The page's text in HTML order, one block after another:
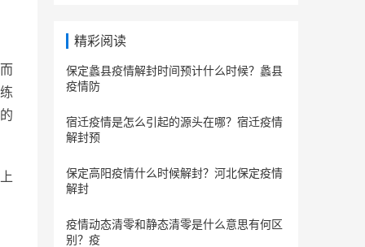
精彩阅读
保定蠡县疫情解封时间预计什么时候？蠡县
疫情防
宿迁疫情是怎么引起的源头在哪？宿迁疫情
解封预
保定​高阳疫情什么时候解封？河北保定疫情
解封
疫情动态清零和静态清零是什么意思有何区
别？疫